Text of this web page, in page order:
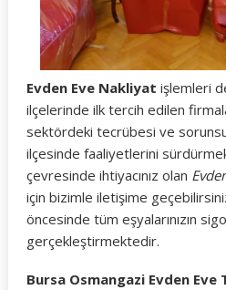
Evden Eve Nakliyat işlemleri
ilçelerinde ilk tercih edilen
sektördeki tecrübesi ve
ilçesinde faaliyetlerini
çevresinde ihtiyacınız olan
için bizimle iletişime
öncesinde tüm eşyalarınızın
gerçekleştirmektedir.
Bursa Osmangazi Evden Eve